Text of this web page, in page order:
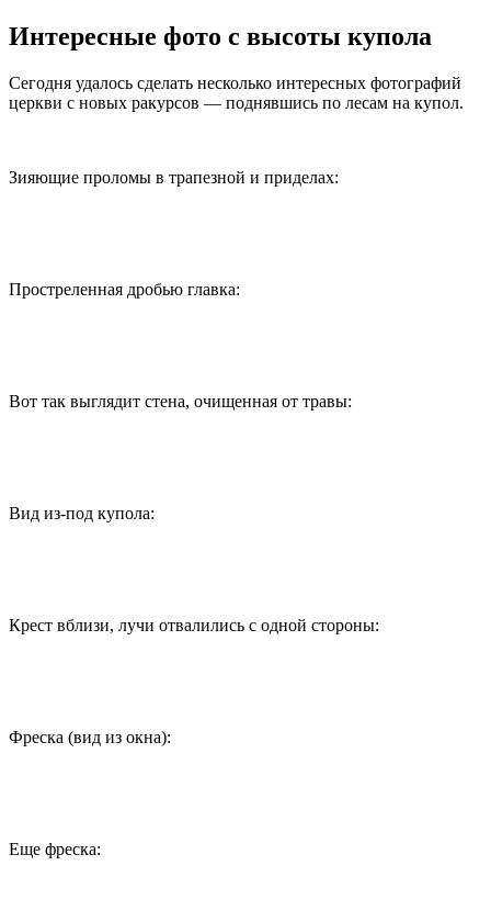
Интересные фото с высоты купола
Сегодня удалось сделать несколько интересных фотографий
церкви с новых ракурсов — поднявшись по лесам на купол.
Зияющие проломы в трапезной и приделах:
Простреленная дробью главка:
Вот так выглядит стена, очищенная от травы:
Вид из-под купола:
Крест вблизи, лучи отвалились с одной стороны:
Фреска (вид из окна):
Еще фреска: